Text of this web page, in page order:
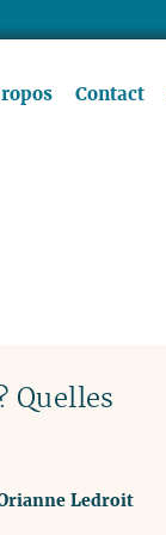
Contact
Quelles
Ledroit